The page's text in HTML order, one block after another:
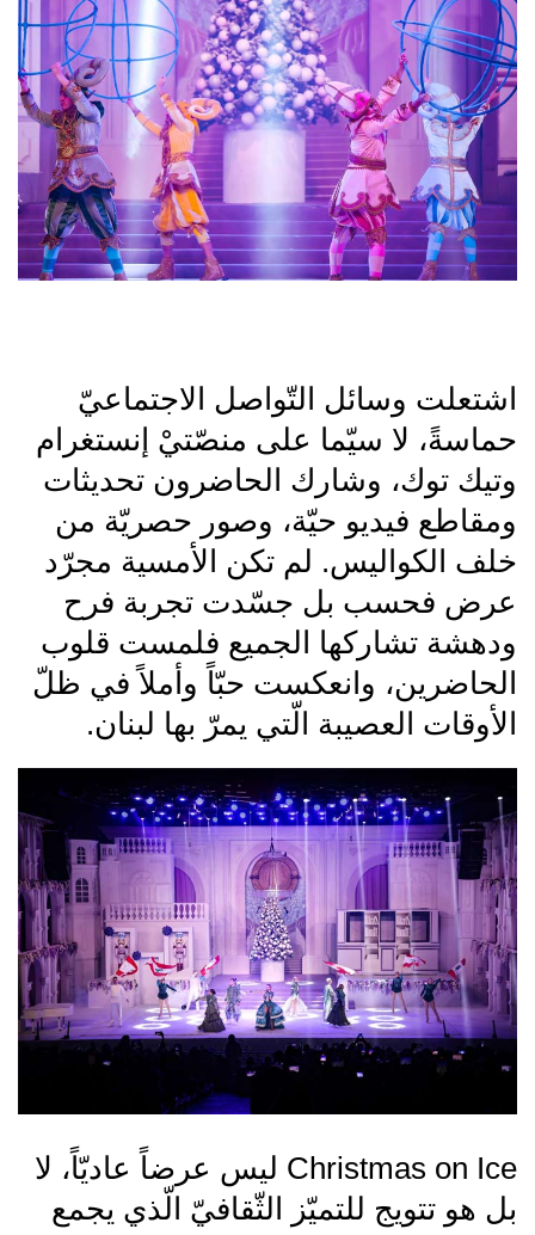
اشتعلت وسائل التّواصل الاجتماعيّ
حماسةً، لا سيّما على منصّتيْ إنستغرام
وتيك توك، وشارك الحاضرون تحديثات
ومقاطع فيديو حيّة، وصور حصريّة من
خلف الكواليس. لم تكن الأمسية مجرّد
عرض فحسب بل جسّدت تجربة فرح
ودهشة تشاركها الجميع فلمست قلوب
الحاضرين، وانعكست حبّاً وأملاً في ظلّ
الأوقات العصيبة الّتي يمرّ بها لبنان.
Christmas on Ice ليس عرضاً عاديّاً، لا
بل هو تتويج للتميّز الثّقافيّ الّذي يجمع